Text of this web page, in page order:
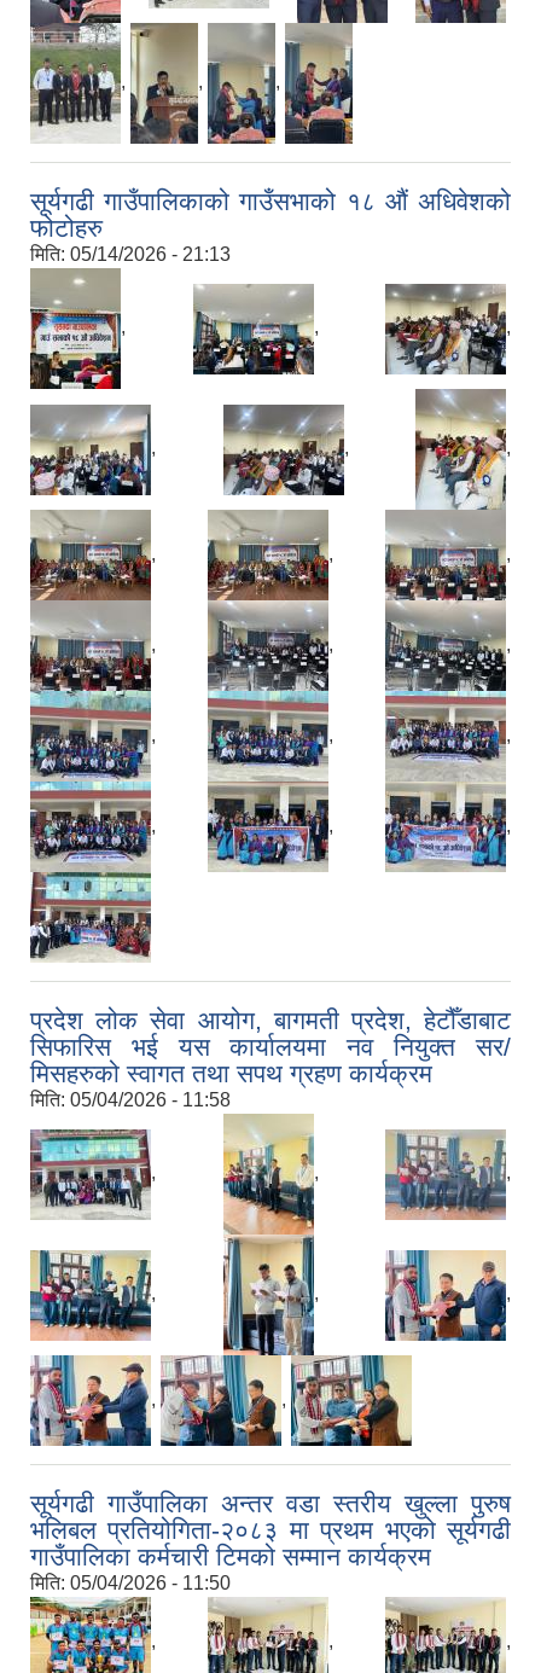
, , ,
सूर्यगढी गाउँपालिकाको गाउँसभाको १८ औं अधिवेशको
फोटोहरु
मिति: 05/14/2026 - 21:13
, , ,
, , ,
, , ,
, , ,
, , ,
, , ,
प्रदेश लोक सेवा आयोग, बागमती प्रदेश, हेटौँडाबाट
सिफारिस भई यस कार्यालयमा नव नियुक्त सर/
मिसहरुको स्वागत तथा सपथ ग्रहण कार्यक्रम
मिति: 05/04/2026 - 11:58
, , ,
, , ,
, ,
सूर्यगढी गाउँपालिका अन्तर वडा स्तरीय खुल्ला पुरुष
भलिबल प्रतियोगिता-२०८३ मा प्रथम भएको सूर्यगढी
गाउँपालिका कर्मचारी टिमको सम्मान कार्यक्रम
मिति: 05/04/2026 - 11:50
, , ,